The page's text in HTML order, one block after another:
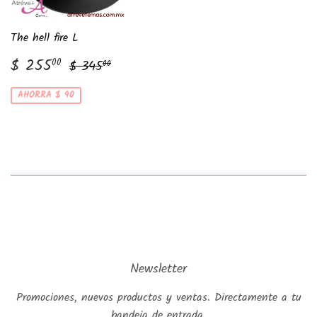
The hell fire L
Precio
de
venta
$ 25500 $
255.00
Precio habitual
$ 34500
AHORRA $ 90
Newsletter
Promociones, nuevos productos y ventas. Directamente a tu